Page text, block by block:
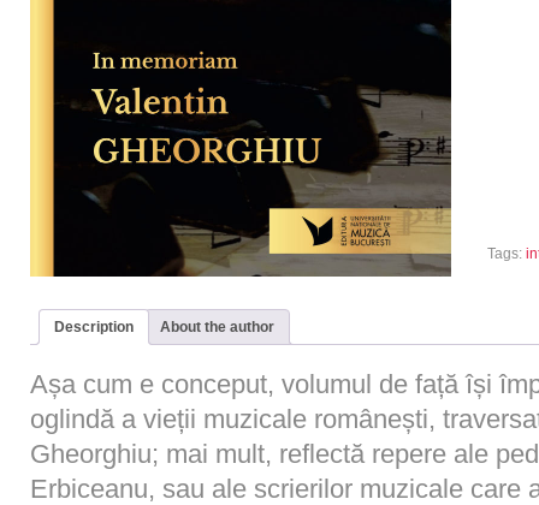
Tags:
Description About the author
Așa cum e conceput, volumul de față își
oglindă a vieții muzicale românești,
Gheorghiu; mai mult, reflectă repere ale
Erbiceanu, sau ale scrierilor muzicale care